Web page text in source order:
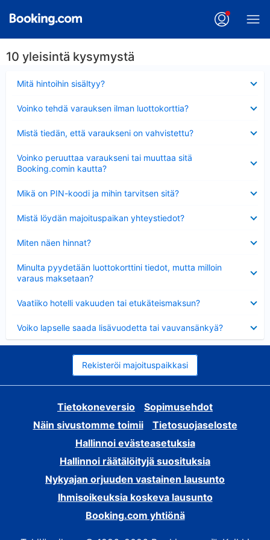
10 yleisintä kysymystä
Mitä hintoihin sisältyy?
Voinko tehdä varauksen ilman luottokorttia?
Mistä tiedän, että varaukseni on vahvistettu?
Voinko peruuttaa varaukseni tai muuttaa sitä
Booking.comin kautta?
Mikä on PIN-koodi ja mihin tarvitsen sitä?
Mistä löydän majoituspaikan yhteystiedot?
Miten näen hinnat?
Minulta pyydetään luottokorttini tiedot, mutta milloin
varaus maksetaan?
Vaatiiko hotelli vakuuden tai etukäteismaksun?
Voiko lapselle saada lisävuodetta tai vauvansänkyä?
Rekisteröi majoituspaikkasi
Tietokoneversio
Sopimusehdot
Näin sivustomme toimii
Tietosuojaseloste
Hallinnoi evästeasetuksia
Hallinnoi räätälöityjä suosituksia
Nykyajan orjuuden vastainen lausunto
Ihmisoikeuksia koskeva lausunto
Booking.com yhtiönä